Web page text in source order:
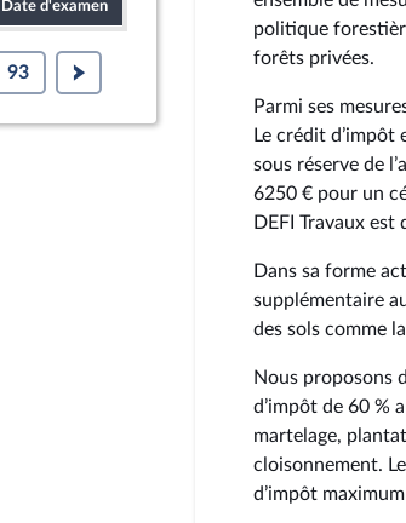
Date d'examen
93
politique
forêts privées.
Parmi ses
Le crédit d’impôt
sous réserve de
6250 € pour un
DEFI Travaux est
Dans sa forme
supplémentaire
des sols comme
Nous proposons
d’impôt de 60 %
martelage,
cloisonnement.
d’impôt